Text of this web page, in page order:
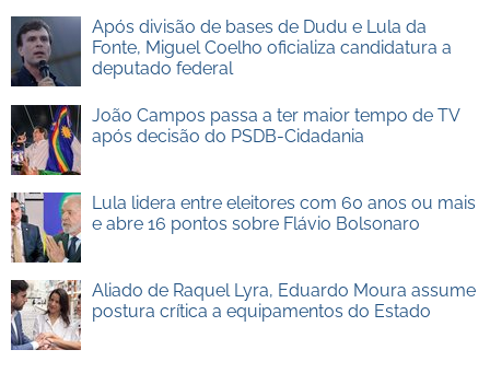
Após divisão de bases de Dudu e Lula da
Fonte, Miguel Coelho oficializa candidatura a
deputado federal
João Campos passa a ter maior tempo de TV
após decisão do PSDB-Cidadania
Lula lidera entre eleitores com 60 anos ou mais
e abre 16 pontos sobre Flávio Bolsonaro
Aliado de Raquel Lyra, Eduardo Moura assume
postura crítica a equipamentos do Estado